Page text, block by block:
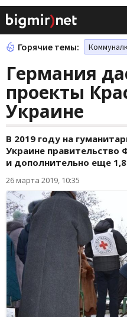
Горячие темы:
Германия
проекты
Украине
В 2019 году на
Украине правительство
и дополнительно еще
26 марта 2019, 10:35